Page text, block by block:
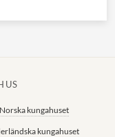
kungahuset
kungahuset